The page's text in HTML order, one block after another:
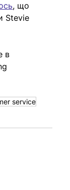
, що
Stevie
в
service